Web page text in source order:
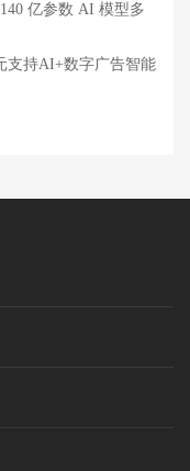
亿参数 AI 模型多
支持AI+数字广告智能